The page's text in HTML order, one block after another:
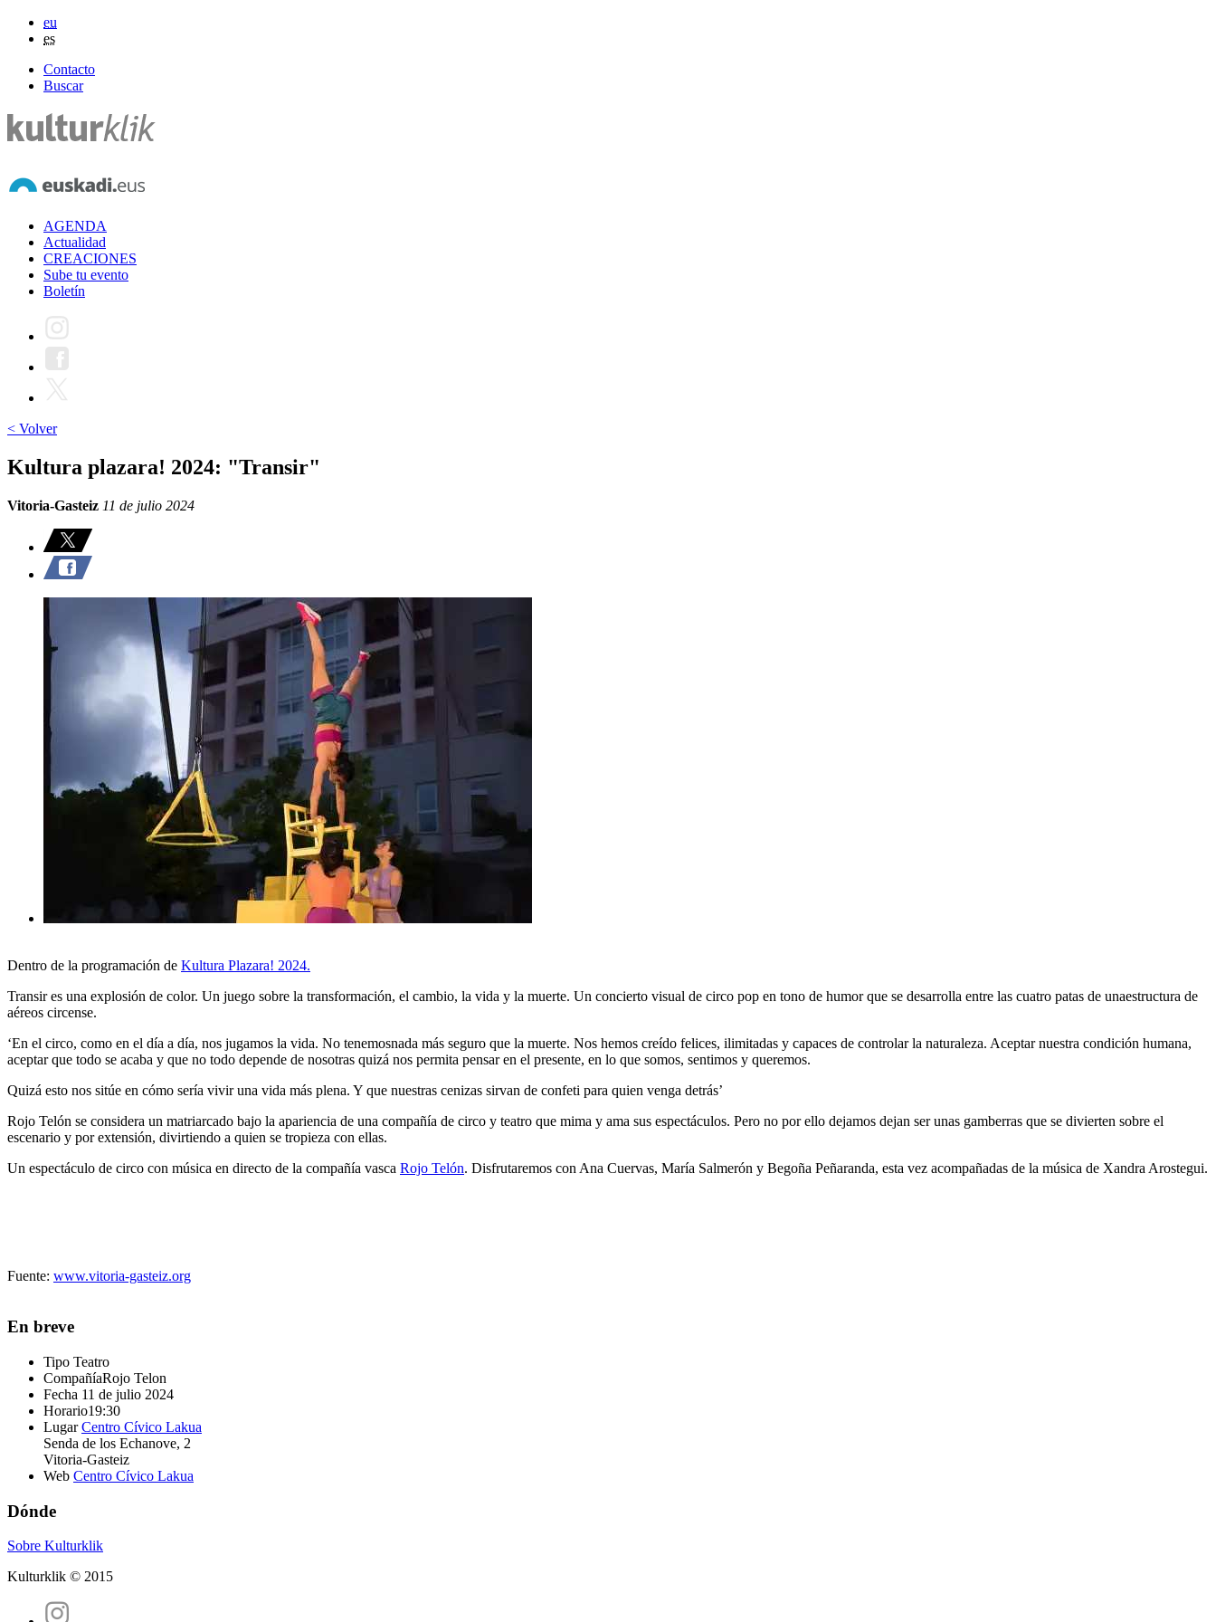
eu
es
Contacto
Buscar
AGENDA
Actualidad
CREACIONES
Sube tu evento
Boletín
< Volver
Kultura plazara! 2024: "Transir"
Vitoria-Gasteiz 11 de julio 2024
Dentro de la programación de Kultura Plazara! 2024.
Transir es una explosión de color. Un juego sobre la transformación, el cambio, la vida y la muerte. Un concierto visual de circo pop en tono de humor que se desarrolla entre las cuatro patas de unaestructura de
aéreos circense.
‘En el circo, como en el día a día, nos jugamos la vida. No tenemosnada más seguro que la muerte. Nos hemos creído felices, ilimitadas y capaces de controlar la naturaleza. Aceptar nuestra condición humana,
aceptar que todo se acaba y que no todo depende de nosotras quizá nos permita pensar en el presente, en lo que somos, sentimos y queremos.
Quizá esto nos sitúe en cómo sería vivir una vida más plena. Y que nuestras cenizas sirvan de confeti para quien venga detrás’
Rojo Telón se considera un matriarcado bajo la apariencia de una compañía de circo y teatro que mima y ama sus espectáculos. Pero no por ello dejamos dejan ser unas gamberras que se divierten sobre el
escenario y por extensión, divirtiendo a quien se tropieza con ellas.
Un espectáculo de circo con música en directo de la compañía vasca Rojo Telón. Disfrutaremos con Ana Cuervas, María Salmerón y Begoña Peñaranda, esta vez acompañadas de la música de Xandra Arostegui.
Fuente: www.vitoria-gasteiz.org
En breve
Tipo Teatro
CompañíaRojo Telon
Fecha 11 de julio 2024
Horario19:30
Lugar Centro Cívico Lakua
Senda de los Echanove, 2
Vitoria-Gasteiz
Web Centro Cívico Lakua
Dónde
Sobre Kulturklik
Kulturklik © 2015